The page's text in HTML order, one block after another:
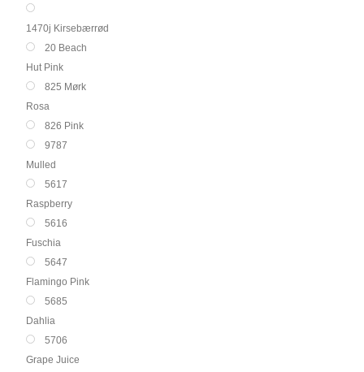
1470j Kirsebærrød
20 Beach
Hut Pink
825 Mørk
Rosa
826 Pink
9787
Mulled
5617
Raspberry
5616
Fuschia
5647
Flamingo Pink
5685
Dahlia
5706
Grape Juice